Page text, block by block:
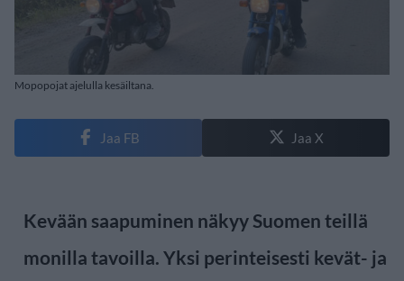
Mopopojat ajelulla kesäiltana.
Jaa FB Jaa X
Kevään saapuminen näkyy Suomen teillä
monilla tavoilla. Yksi perinteisesti kevät- ja